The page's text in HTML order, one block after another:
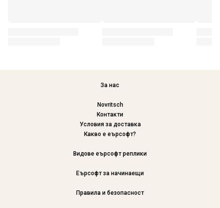
За нас
Novritsch
Контакти
Условия за доставка
Какво е еърсофт?
Видове еърсофт реплики
Еърсофт за начинаещи
Правила и безопасност